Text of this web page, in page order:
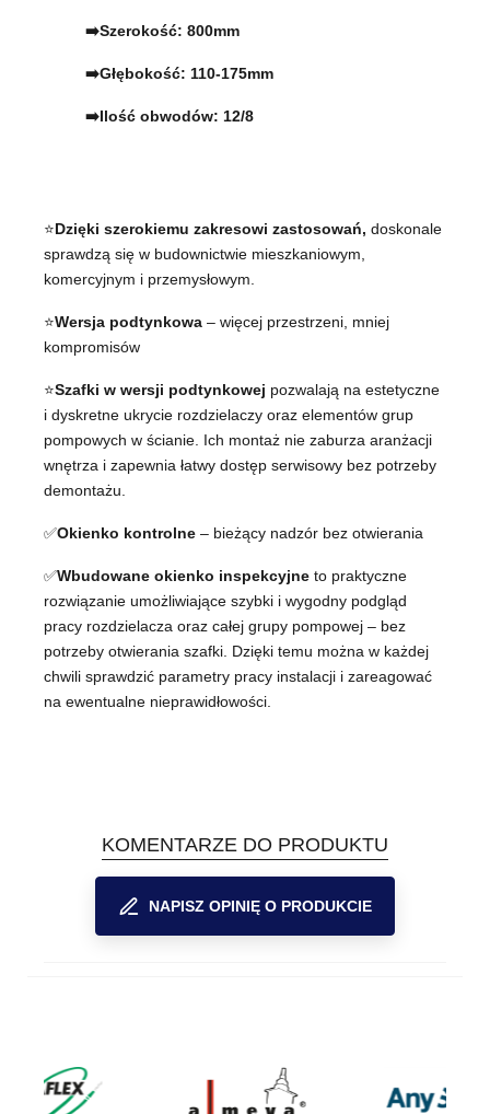
➡️Szerokość: 800mm
➡️Głębokość: 110-175mm
➡️Ilość obwodów: 12/8
⭐Dzięki szerokiemu zakresowi zastosowań, doskonale
sprawdzą się w budownictwie mieszkaniowym,
komercyjnym i przemysłowym.
⭐Wersja podtynkowa – więcej przestrzeni, mniej
kompromisów
⭐Szafki w wersji podtynkowej pozwalają na estetyczne
i dyskretne ukrycie rozdzielaczy oraz elementów grup
pompowych w ścianie. Ich montaż nie zaburza aranżacji
wnętrza i zapewnia łatwy dostęp serwisowy bez potrzeby
demontażu.
✅Okienko kontrolne – bieżący nadzór bez otwierania
✅Wbudowane okienko inspekcyjne to praktyczne
rozwiązanie umożliwiające szybki i wygodny podgląd
pracy rozdzielacza oraz całej grupy pompowej – bez
potrzeby otwierania szafki. Dzięki temu można w każdej
chwili sprawdzić parametry pracy instalacji i zareagować
na ewentualne nieprawidłowości.
KOMENTARZE DO PRODUKTU
NAPISZ OPINIĘ O PRODUKCIE